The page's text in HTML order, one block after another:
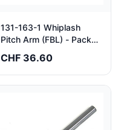
131-163-1 Whiplash
Pitch Arm (FBL) - Pack
CHF 36.60